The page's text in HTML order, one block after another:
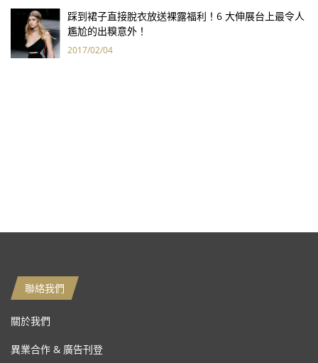
踩到裙子直接脫衣放送裸露福利！6 大伸展台上最令人
尷尬的出糗意外！
2017/02/04
聯絡我們
關於我們
異業合作 & 廣告刊登